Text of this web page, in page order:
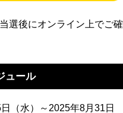
選後にオンライン上でご確
ュール
（水）～2025年8月31日